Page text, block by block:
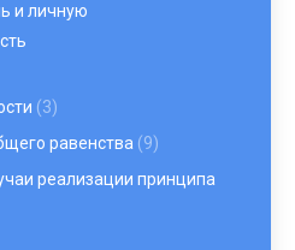
и личную
(3)
равенства (9)
реализации принципа